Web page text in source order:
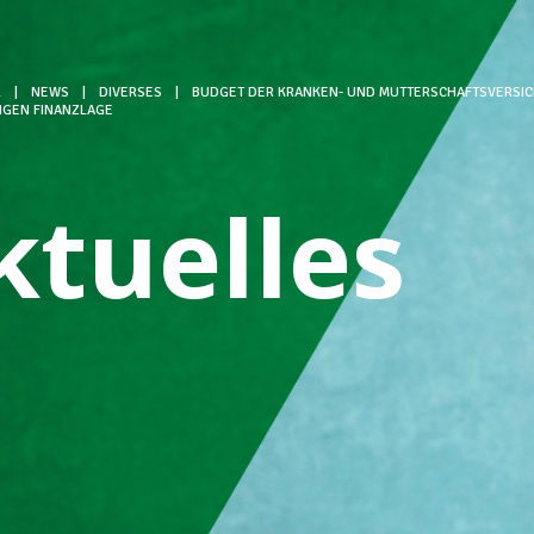
NEWS DIVERSES
BUDGET DER KRANKEN- UND
FINANZLAGE